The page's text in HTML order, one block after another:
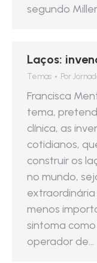
segundo
Laços:
Temas Por
Francisca
tema,
clínica, as
cotidianos,
construir os
no mundo,
menos
sintoma
operador de…